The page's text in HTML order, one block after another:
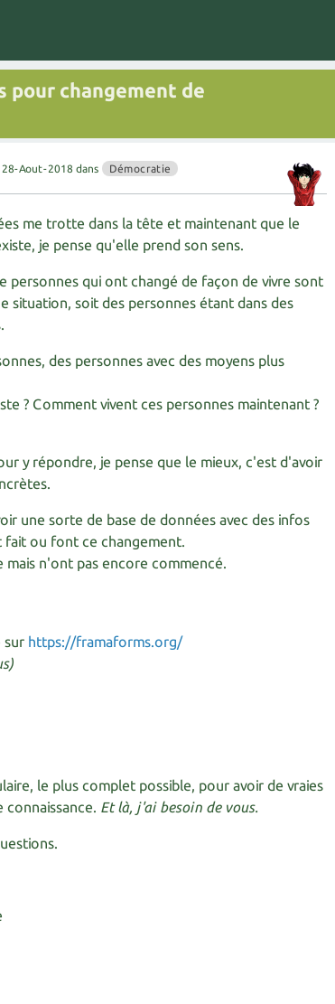
pour changement de
28-Aout-2018 dans
Démocratie
me trotte dans la tête et maintenant que le
je pense qu'elle prend son sens.
personnes qui ont changé de façon de vivre sont
situation, soit des personnes étant dans des
des personnes avec des moyens plus
? Comment vivent ces personnes maintenant ?
y répondre, je pense que le mieux, c'est d'avoir
une sorte de base de données avec des infos
fait ou font ce changement.
n'ont pas encore commencé.
sur https://framaforms.org/
le plus complet possible, pour avoir de vraies
Et là, j'ai besoin de vous.